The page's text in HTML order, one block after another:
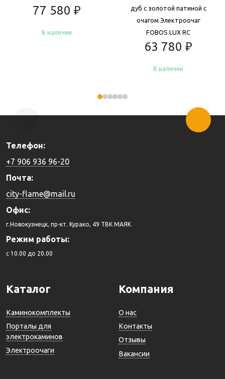
77 580 ₽
В наличии
дуб с золотой патиной с
очагом Электроочаг
FOBOS LUX RC
63 780 ₽
В наличии
Телефон:
+7 906 936 96-20
Почта:
city-flame@mail.ru
Офис:
г.Новокузнецк, пр-кт. Курако, 49 ТВК МАЯК
Режим работы:
c 10.00 до 20.00
Каталог
Каминокомплекты
Порталы для
электрокаминов
Электроочаги
Компания
О нас
Контакты
Отзывы
Вакансии